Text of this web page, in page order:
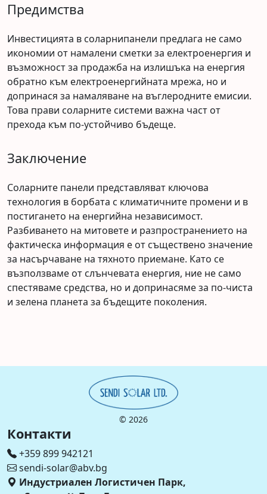
Предимства
Инвестицията в соларнипанели предлага не само
икономии от намалени сметки за електроенергия и
възможност за продажба на излишъка на енергия
обратно към електроенергийната мрежа, но и
допринася за намаляване на въглеродните емисии.
Това прави соларните системи важна част от
прехода към по-устойчиво бъдеще.
Заключение
Соларните панели представляват ключова
технология в борбата с климатичните промени и в
постигането на енергийна независимост.
Разбиването на митовете и разпространението на
фактическа информация е от съществено значение
за насърчаване на тяхното приемане. Като се
възползваме от слънчевата енергия, ние не само
спестяваме средства, но и допринасяме за по-чиста
и зелена планета за бъдещите поколения.
© 2026
Контакти
+359 899 942121
sendi-solar@abv.bg
Индустриален Логистичен Парк,